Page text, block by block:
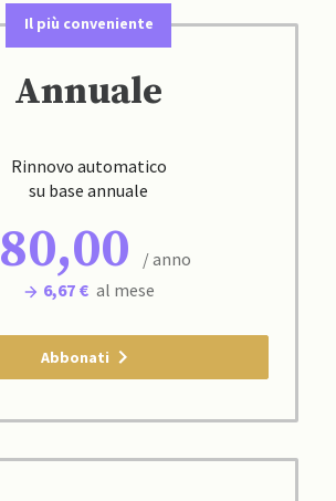
Il più conveniente
Annuale
Rinnovo automatico
su base annuale
80,00
/ anno
6,67 € al mese
Abbonati